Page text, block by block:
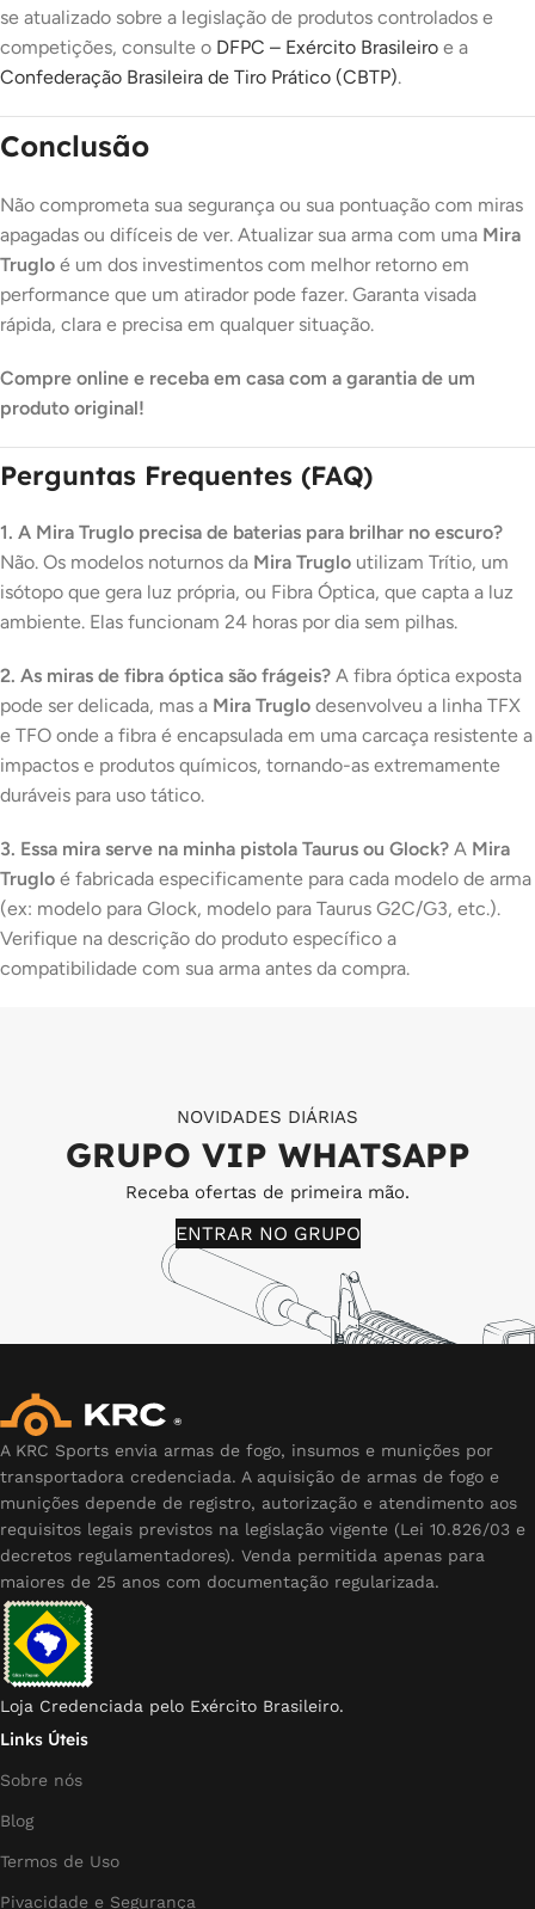
se atualizado sobre a legislação de produtos controlados e
competições, consulte o DFPC – Exército Brasileiro e a
Confederação Brasileira de Tiro Prático (CBTP).
Conclusão
Não comprometa sua segurança ou sua pontuação com miras
apagadas ou difíceis de ver. Atualizar sua arma com uma Mira
Truglo é um dos investimentos com melhor retorno em
performance que um atirador pode fazer. Garanta visada
rápida, clara e precisa em qualquer situação.
Compre online e receba em casa com a garantia de um
produto original!
Perguntas Frequentes (FAQ)
1. A Mira Truglo precisa de baterias para brilhar no escuro?
Não. Os modelos noturnos da Mira Truglo utilizam Trítio, um
isótopo que gera luz própria, ou Fibra Óptica, que capta a luz
ambiente. Elas funcionam 24 horas por dia sem pilhas.
2. As miras de fibra óptica são frágeis? A fibra óptica exposta
pode ser delicada, mas a Mira Truglo desenvolveu a linha TFX
e TFO onde a fibra é encapsulada em uma carcaça resistente a
impactos e produtos químicos, tornando-as extremamente
duráveis para uso tático.
3. Essa mira serve na minha pistola Taurus ou Glock? A Mira
Truglo é fabricada especificamente para cada modelo de arma
(ex: modelo para Glock, modelo para Taurus G2C/G3, etc.).
Verifique na descrição do produto específico a
compatibilidade com sua arma antes da compra.
NOVIDADES DIÁRIAS
GRUPO VIP WHATSAPP
Receba ofertas de primeira mão.
ENTRAR NO GRUPO
A KRC Sports envia armas de fogo, insumos e munições por
transportadora credenciada. A aquisição de armas de fogo e
munições depende de registro, autorização e atendimento aos
requisitos legais previstos na legislação vigente (Lei 10.826/03 e
decretos regulamentadores). Venda permitida apenas para
maiores de 25 anos com documentação regularizada.
Loja Credenciada pelo Exército Brasileiro.
Links Úteis
Sobre nós
Blog
Termos de Uso
Pivacidade e Segurança